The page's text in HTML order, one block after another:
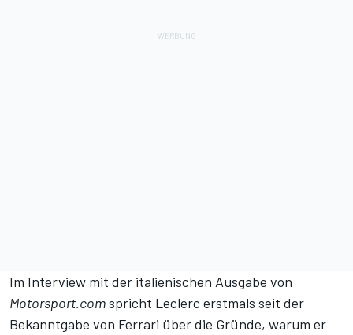
Im Interview mit der italienischen Ausgabe von
Motorsport.comspricht Leclerc erstmals seit der
Bekanntgabe von Ferrari über die Gründe, warum er